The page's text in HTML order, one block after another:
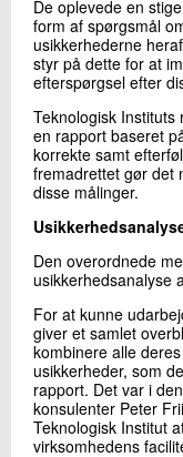
De oplevede en
form af spørgsmål
usikkerhederne
styr på dette for at
efterspørgsel efter
Teknologisk
en rapport baseret
korrekte samt
fremadrettet gør det
disse målinger.
Den overordnede
usikkerhedsanalyse
For at kunne
giver et samlet
kombinere alle
usikkerheder, som
rapport. Det var i
konsulenter Peter
Teknologisk Institut
virksomhedens